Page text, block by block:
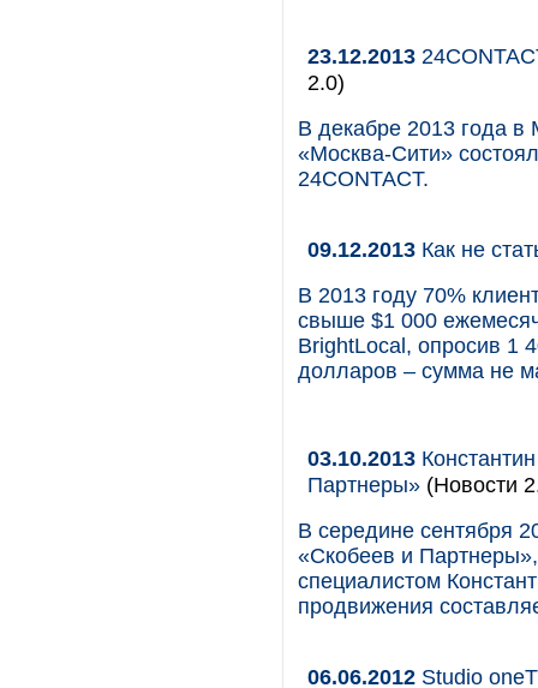
23.12.2013
2.0)
В декабре 2013 года
«Москва-Сити»
24CONTACT.
09.12.2013 Как не
В 2013 году 70%
свыше $1 000
BrightLocal, опросив 1
долларов – сумма не
03.10.2013
Партнеры» (Новости
В середине сентября
«Скобеев и
специалистом
продвижения
06.06.2012 Studio